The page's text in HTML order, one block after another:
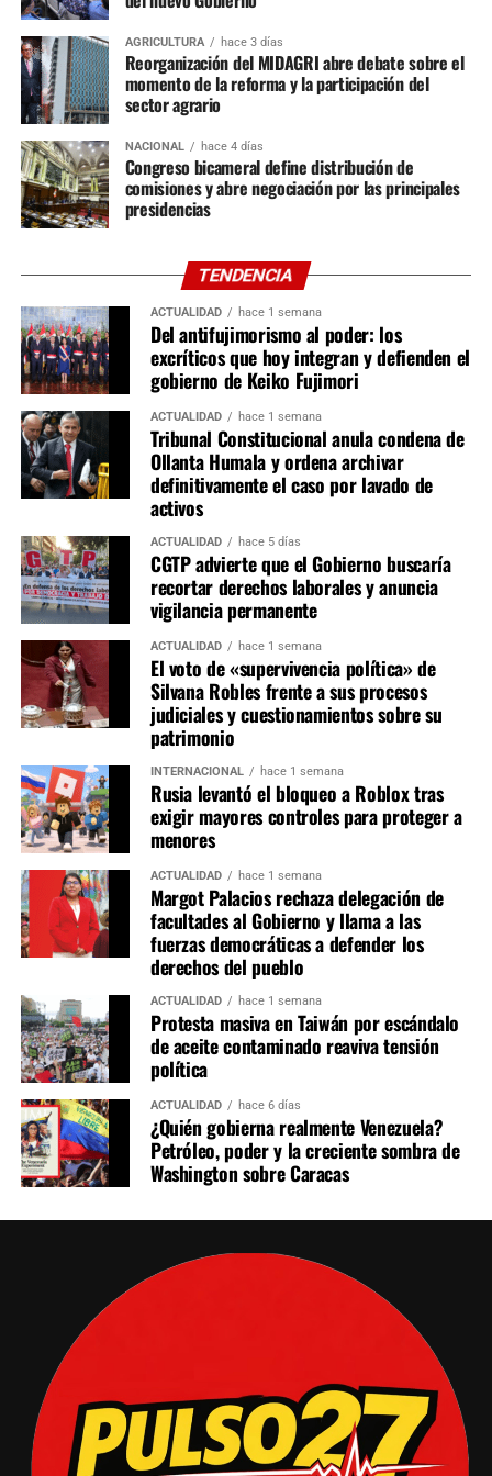
Popular, tres de Juntos por el Perú, dos de Renovación
Popular y un representante de cada una de las otras tres
bancadas. Entre ellas destacan Constitución, Reglamento
y Relaciones Exteriores; Economía, Medio Ambiente y
Salud, Educación, Cultura, Mujer y Desarrollo Social y
Digital.
En la Cámara de Diputados se instalarán 16 comisiones
ordinarias. Siete tendrán 26 integrantes, entre ellas
Constitución, Economía, Justicia e Infraestructura;
mientras que las nueve restantes estarán conformadas
por 20 miembros, incluyendo Desarrollo Agrario, Energía
y Minas, Salud, Trabajo, Producción y Ciencia e
Innovación Tecnológica. También quedaron definidas las
comisiones especiales, como Acusaciones
Constitucionales y Ética Parlamentaria, esta última
integrada por un representante de cada bancada.
Aunque la proporcionalidad de las comisiones ya fue
acordada, aún falta definir la integración nominal de
titulares y suplentes, así como la elección de presidentes,
vicepresidentes y secretarios de cada grupo de trabajo.
Estas designaciones representan la etapa de mayor
negociación política, pues las presidencias de comisiones
estratégicas como Constitución, Economía, Justicia y
Fiscalización suelen concentrar la mayor influencia en la
agenda legislativa.
La conformación de las comisiones marcará el equilibrio
de poder dentro del primer Congreso bicameral instalado
tras la reforma constitucional. Si bien Fuerza Popular
parte como la primera fuerza parlamentaria, la ausencia
de una mayoría absoluta obliga a construir consensos
con otras bancadas para conducir las comisiones más
relevantes y asegurar la viabilidad de las iniciativas
legislativas durante el periodo 2026-2027.
AGRICULTURA hace 3 días
Reorganización del MIDAGRI abre debate sobre el
momento de la reforma y la participación del
sector agrario
NACIONAL hace 4 días
Congreso bicameral define distribución de
comisiones y abre negociación por las principales
presidencias
TENDENCIA
ACTUALIDAD hace 1 semana
Del antifujimorismo al poder: los
excríticos que hoy integran y defienden el
gobierno de Keiko Fujimori
ACTUALIDAD hace 1 semana
Tribunal Constitucional anula condena de
Ollanta Humala y ordena archivar
definitivamente el caso por lavado de
activos
ACTUALIDAD hace 5 días
CGTP advierte que el Gobierno buscaría
recortar derechos laborales y anuncia
vigilancia permanente
ACTUALIDAD hace 1 semana
El voto de «supervivencia política» de
Silvana Robles frente a sus procesos
judiciales y cuestionamientos sobre su
patrimonio
INTERNACIONAL hace 1 semana
Rusia levantó el bloqueo a Roblox tras
exigir mayores controles para proteger a
menores
ACTUALIDAD hace 1 semana
Margot Palacios rechaza delegación de
facultades al Gobierno y llama a las
fuerzas democráticas a defender los
derechos del pueblo
ACTUALIDAD hace 1 semana
Protesta masiva en Taiwán por escándalo
de aceite contaminado reaviva tensión
política
ACTUALIDAD hace 6 días
¿Quién gobierna realmente Venezuela?
Petróleo, poder y la creciente sombra de
Washington sobre Caracas